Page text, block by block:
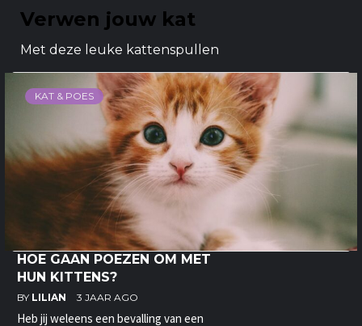
Verwen jouw kat
Met deze leuke kattenspullen
KAT & POES
HOE GAAN POEZEN OM MET
HUN KITTENS?
BY LILIAN 3 JAAR AGO
Heb jij weleens een bevalling van een